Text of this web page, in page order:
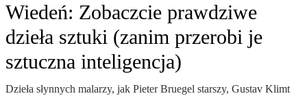
Wiedeń: Zobaczcie prawdziwe
dzieła sztuki (zanim przerobi je
sztuczna inteligencja)
Dzieła słynnych malarzy, jak Pieter Bruegel starszy, Gustav Klimt